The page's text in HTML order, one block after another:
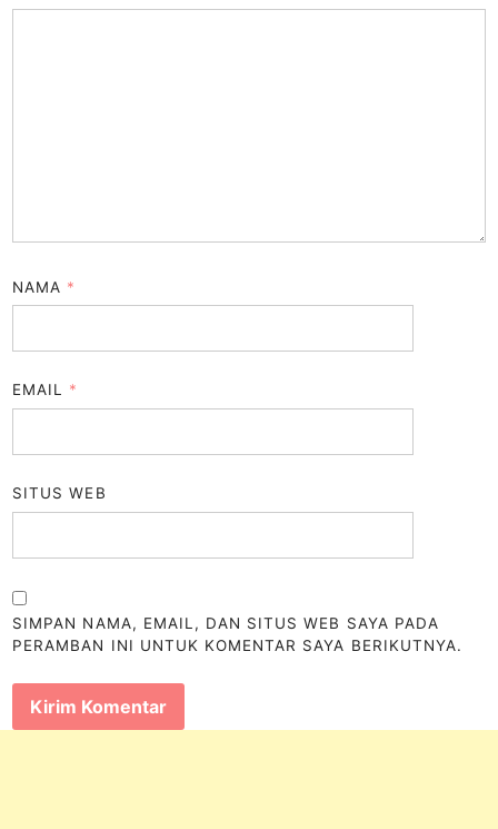
NAMA *
EMAIL *
SITUS WEB
SIMPAN NAMA, EMAIL, DAN SITUS WEB SAYA PADA
PERAMBAN INI UNTUK KOMENTAR SAYA BERIKUTNYA.